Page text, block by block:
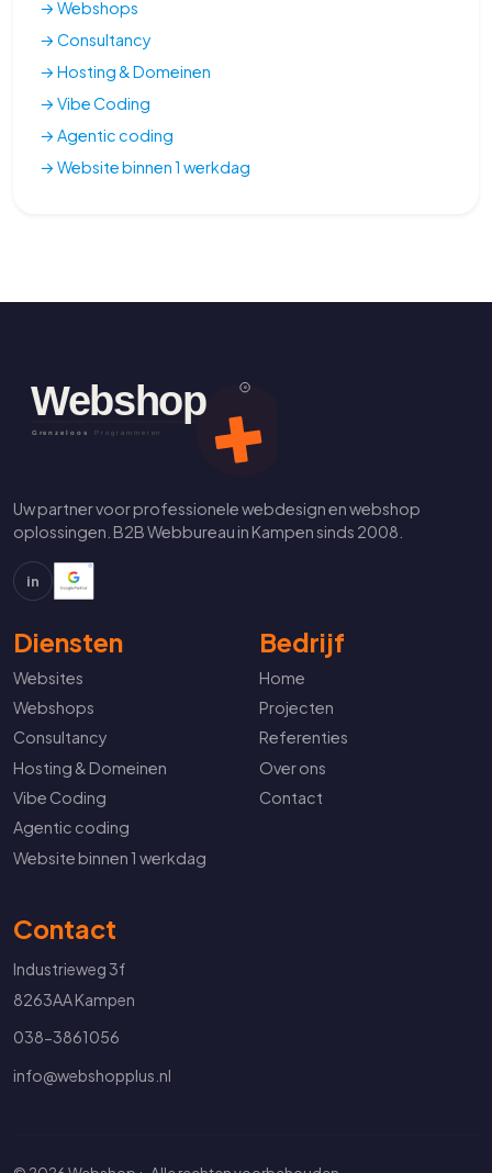
→ Webshops
→ Consultancy
→ Hosting & Domeinen
→ Vibe Coding
→ Agentic coding
→ Website binnen 1 werkdag
Uw partner voor professionele webdesign en webshop
oplossingen. B2B Webbureau in Kampen sinds 2008.
in
Diensten
Websites
Webshops
Consultancy
Hosting & Domeinen
Vibe Coding
Agentic coding
Website binnen 1 werkdag
Bedrijf
Home
Projecten
Referenties
Over ons
Contact
Contact
Industrieweg 3f
8263AA Kampen
038-3861056
info@webshopplus.nl